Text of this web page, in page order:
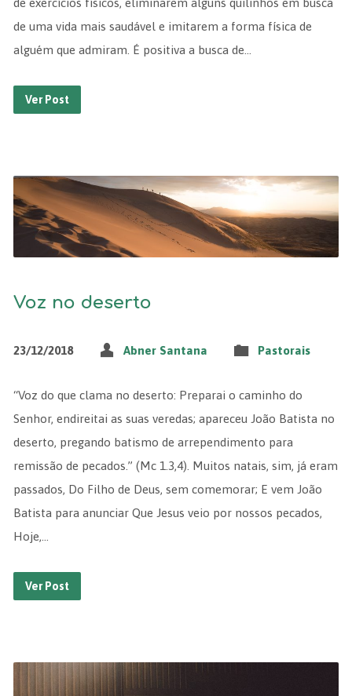
de exercícios físicos, eliminarem alguns quilinhos em busca
de uma vida mais saudável e imitarem a forma física de
alguém que admiram. É positiva a busca de…
Ver Post
Voz no deserto
23/12/2018 Abner Santana Pastorais
“Voz do que clama no deserto: Preparai o caminho do
Senhor, endireitai as suas veredas; apareceu João Batista no
deserto, pregando batismo de arrependimento para
remissão de pecados.” (Mc 1.3,4). Muitos natais, sim, já eram
passados, Do Filho de Deus, sem comemorar; E vem João
Batista para anunciar Que Jesus veio por nossos pecados,
Hoje,…
Ver Post